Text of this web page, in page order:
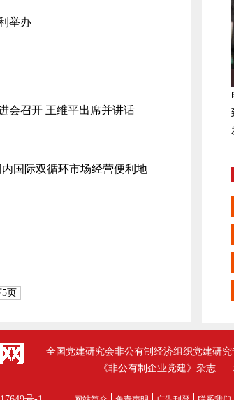
举办
会召开 王维平出席并讲话
国际双循环市场经营便利地
页
全国党建研究会非公有制经济组织党建研
《非公有制企业党建》杂志